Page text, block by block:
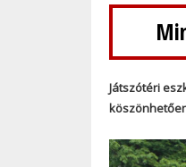
Játszótéri